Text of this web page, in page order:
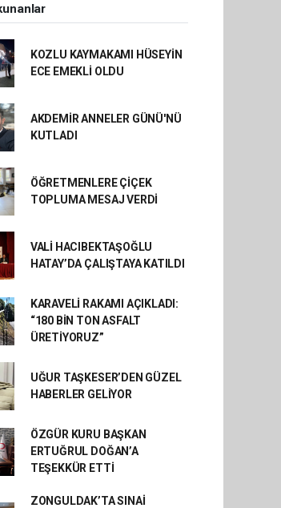
KOZLU KAYMAKAMI HÜSEYİN
ECE EMEKLİ OLDU
AKDEMİR ANNELER GÜNÜ'NÜ
KUTLADI
ÖĞRETMENLERE ÇİÇEK
TOPLUMA MESAJ VERDİ
VALİ HACIBEKTAŞOĞLU
HATAY’DA ÇALIŞTAYA KATILDI
KARAVELİ RAKAMI AÇIKLADI:
“180 BİN TON ASFALT
ÜRETİYORUZ”
UĞUR TAŞKESER’DEN GÜZEL
HABERLER GELİYOR
ÖZGÜR KURU BAŞKAN
ERTUĞRUL DOĞAN’A
TEŞEKKÜR ETTİ
ZONGULDAK’TA SINAİ